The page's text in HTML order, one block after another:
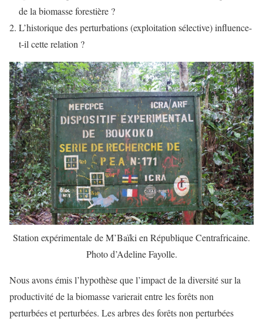
de la biomasse forestière ?
L’historique des perturbations (exploitation sélective) influence-
t-il cette relation ?
Station expérimentale de M’Baïki en République Centrafricaine.
Photo d’Adeline Fayolle.
Nous avons émis l’hypothèse que l’impact de la diversité sur la
productivité de la biomasse varierait entre les forêts non
perturbées et perturbées. Les arbres des forêts non perturbées